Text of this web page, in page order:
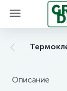
Описание